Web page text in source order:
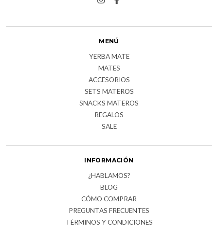
MENÚ
YERBA MATE
MATES
ACCESORIOS
SETS MATEROS
SNACKS MATEROS
REGALOS
SALE
INFORMACIÓN
¿HABLAMOS?
BLOG
CÓMO COMPRAR
PREGUNTAS FRECUENTES
TÉRMINOS Y CONDICIONES